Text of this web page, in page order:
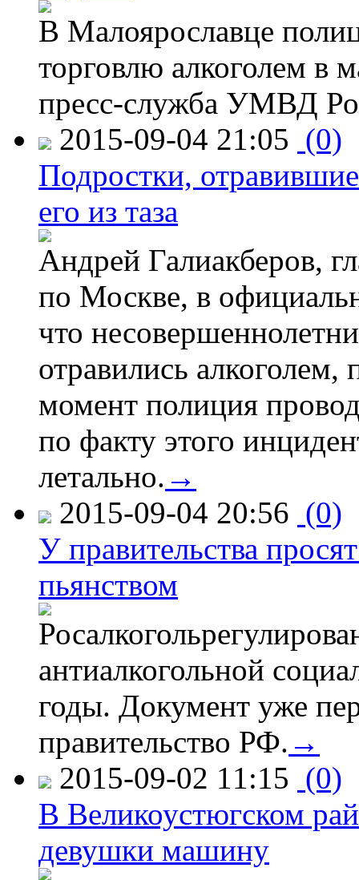
В Малоярославце
торговлю алкоголем в
пресс-служба УМВД
2015-09-04 21:05 (0)
Подростки,
его из таза
Андрей Галиакберов,
по Москве, в
что
отравились
момент полиция
по факту этого
летально. →
2015-09-04 20:56 (0)
У правительства
пьянством
антиалкогольной
годы. Документ уже
правительство РФ. →
2015-09-02 11:15 (0)
В Великоустюгском
девушки машину